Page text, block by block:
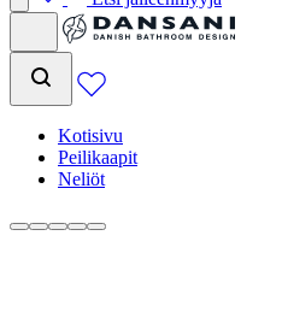
Kotisivu
Peilikaapit
Neliöt